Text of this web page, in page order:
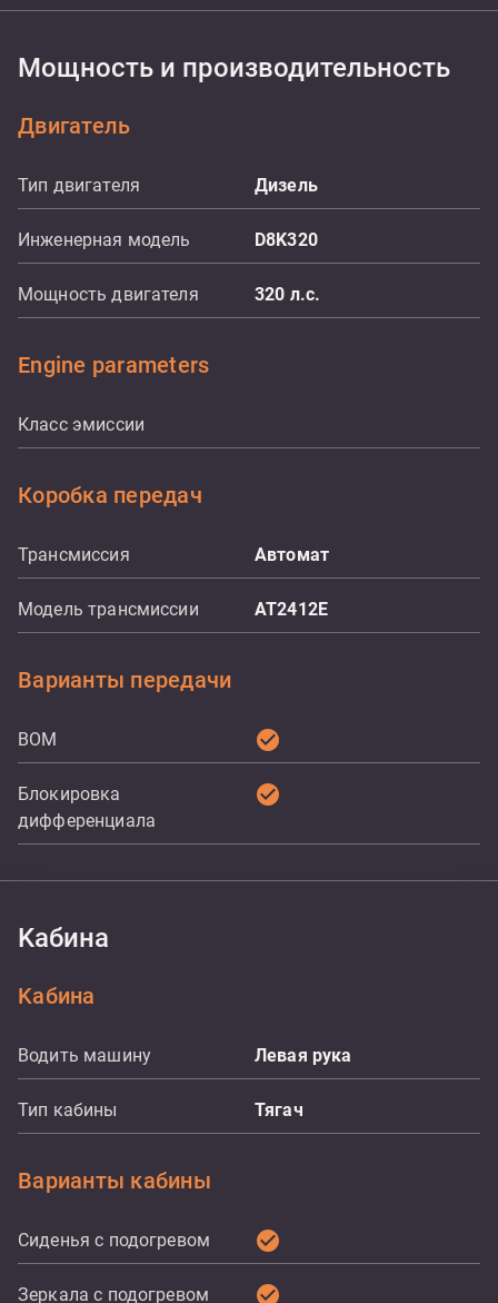
Мощность и производительность
Двигатель
Тип двигателя Дизель
Инженерная модель D8K320
Мощность двигателя 320 л.с.
Engine parameters
Класс эмиссии
Коробка передач
Трансмиссия Aвтомат
Модель трансмиссии AT2412E
Варианты передачи
ВОМ check_circle
Блокировка
дифференциала
check_circle
Kабина
Kабина
Водить машину Левая рука
Тип кабины Тягач
Варианты кабины
Сиденья с подогревом check_circle
Зеркала с подогревом check_circle